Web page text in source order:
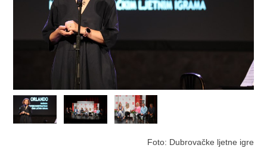
Foto: Dubrovačke ljetne igre